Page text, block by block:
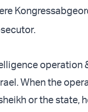
operation
When the
or the state,